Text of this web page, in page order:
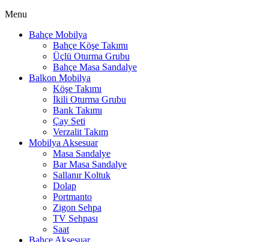
Menu
Bahçe Mobilya
Bahçe Köşe Takımı
Üçlü Oturma Grubu
Bahçe Masa Sandalye
Balkon Mobilya
Köşe Takımı
İkili Oturma Grubu
Bank Takımı
Çay Seti
Verzalit Takım
Mobilya Aksesuar
Masa Sandalye
Bar Masa Sandalye
Sallanır Koltuk
Dolap
Portmanto
Zigon Sehpa
TV Sehpası
Saat